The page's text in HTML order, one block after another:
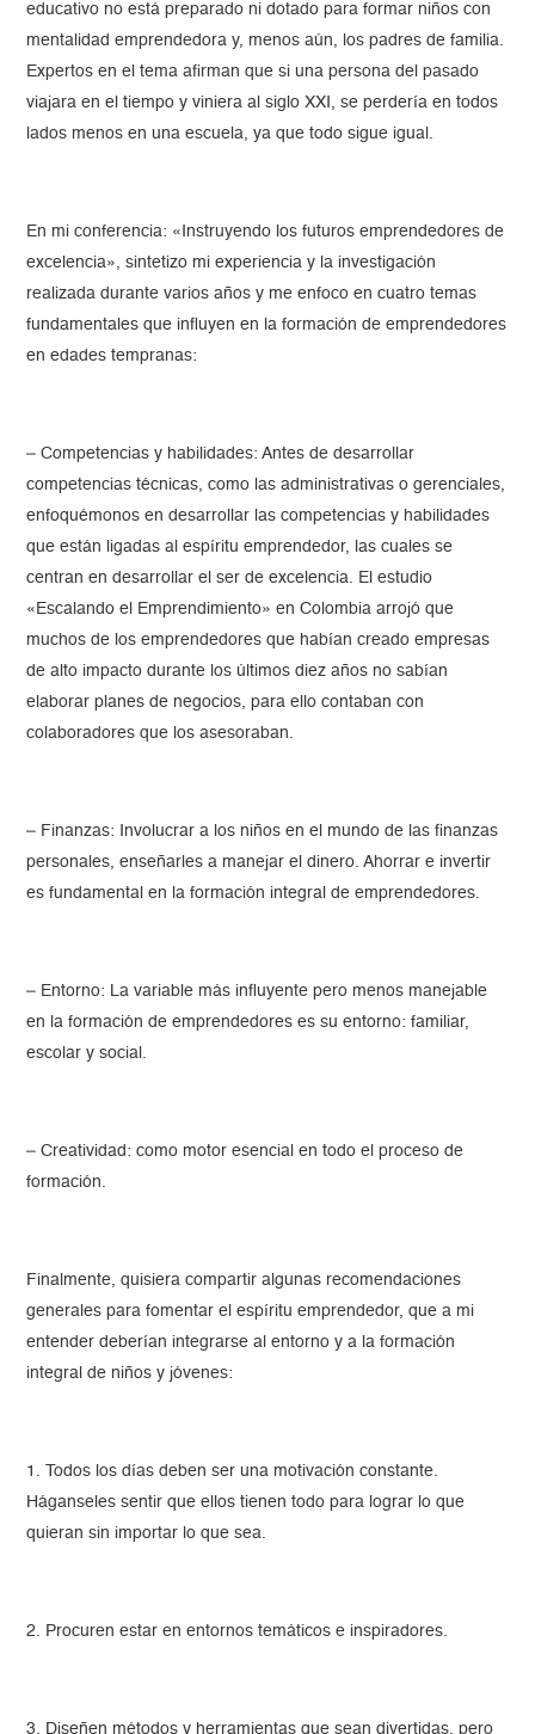
educativo no está preparado ni dotado para formar niños con
mentalidad emprendedora y, menos aún, los padres de familia.
Expertos en el tema afirman que si una persona del pasado
viajara en el tiempo y viniera al siglo XXI, se perdería en todos
lados menos en una escuela, ya que todo sigue igual.
En mi conferencia: «Instruyendo los futuros emprendedores de
excelencia», sintetizo mi experiencia y la investigación
realizada durante varios años y me enfoco en cuatro temas
fundamentales que influyen en la formación de emprendedores
en edades tempranas:
– Competencias y habilidades: Antes de desarrollar
competencias técnicas, como las administrativas o gerenciales,
enfoquémonos en desarrollar las competencias y habilidades
que están ligadas al espíritu emprendedor, las cuales se
centran en desarrollar el ser de excelencia. El estudio
«Escalando el Emprendimiento» en Colombia arrojó que
muchos de los emprendedores que habían creado empresas
de alto impacto durante los últimos diez años no sabían
elaborar planes de negocios, para ello contaban con
colaboradores que los asesoraban.
– Finanzas: Involucrar a los niños en el mundo de las finanzas
personales, enseñarles a manejar el dinero. Ahorrar e invertir
es fundamental en la formación integral de emprendedores.
– Entorno: La variable más influyente pero menos manejable
en la formación de emprendedores es su entorno: familiar,
escolar y social.
– Creatividad: como motor esencial en todo el proceso de
formación.
Finalmente, quisiera compartir algunas recomendaciones
generales para fomentar el espíritu emprendedor, que a mi
entender deberían integrarse al entorno y a la formación
integral de niños y jóvenes:
1. Todos los días deben ser una motivación constante.
Háganseles sentir que ellos tienen todo para lograr lo que
quieran sin importar lo que sea.
2. Procuren estar en entornos temáticos e inspiradores.
3. Diseñen métodos y herramientas que sean divertidas, pero